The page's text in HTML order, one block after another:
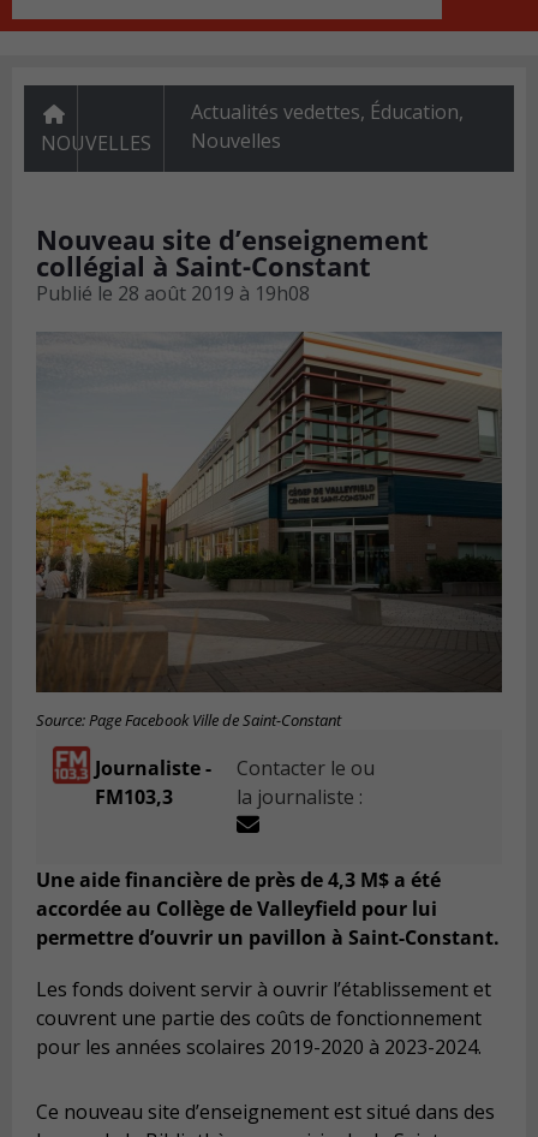
NOUVELLES
Actualités vedettes, Éducation,
Nouvelles
Nouveau site d’enseignement
collégial à Saint-Constant
Publié le 28 août 2019 à 19h08
Source: Page Facebook Ville de Saint-Constant
Journaliste -
FM103,3
Contacter le ou
la journaliste :
Une aide financière de près de 4,3 M$ a été
accordée au Collège de Valleyfield pour lui
permettre d’ouvrir un pavillon à Saint-Constant.
Les fonds doivent servir à ouvrir l’établissement et
couvrent une partie des coûts de fonctionnement
pour les années scolaires 2019-2020 à 2023-2024.
Ce nouveau site d’enseignement est situé dans des